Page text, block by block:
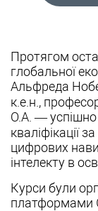
Протягом
глобальної
Альфреда
к.е.н.,
О.А. —
кваліфікації
цифрових
інтелекту в
Курси були
платформами